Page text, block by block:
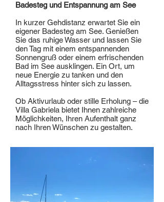
Badesteg und Entspannung am See
In kurzer Gehdistanz erwartet Sie ein
eigener Badesteg am See. Genießen
Sie das ruhige Wasser und lassen Sie
den Tag mit einem entspannenden
Sonnengruß oder einem erfrischenden
Bad im See ausklingen. Ein Ort, um
neue Energie zu tanken und den
Alltagsstress hinter sich zu lassen.
Ob Aktivurlaub oder stille Erholung – die
Villa Gabriela bietet Ihnen zahlreiche
Möglichkeiten, Ihren Aufenthalt ganz
nach Ihren Wünschen zu gestalten.